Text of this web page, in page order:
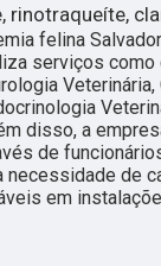
rinotraqueíte,
felina
serviços como
disso, a
de
de
em